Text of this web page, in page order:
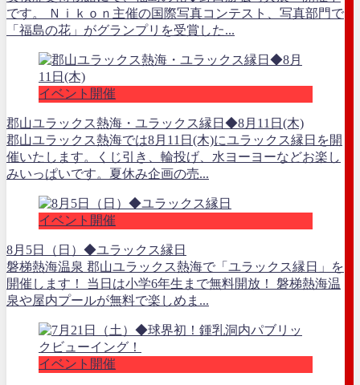
です。 Ｎｉｋｏｎ主催の国際写真コンテスト、写真部門で
「福島の花」がグランプリを受賞した...
イベント開催
郡山ユラックス熱海・ユラックス縁日◆8月11日(木)
郡山ユラックス熱海では8月11日(木)にユラックス縁日を開
催いたします。くじ引き、輪投げ、水ヨーヨーなどお楽し
みいっぱいです。夏休み企画の売...
イベント開催
8月5日（日）◆ユラックス縁日
磐梯熱海温泉 郡山ユラックス熱海で「ユラックス縁日」を
開催します！ 当日は小学6年生まで無料開放！ 磐梯熱海温
泉や屋内プールが無料で楽しめま...
イベント開催